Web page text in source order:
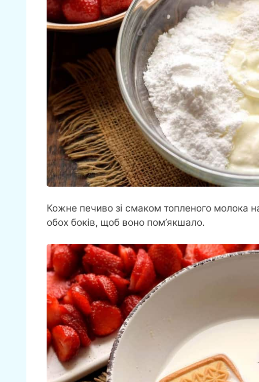
Кожне печиво зі смаком топленого молока
обох боків, щоб воно пом’якшало.